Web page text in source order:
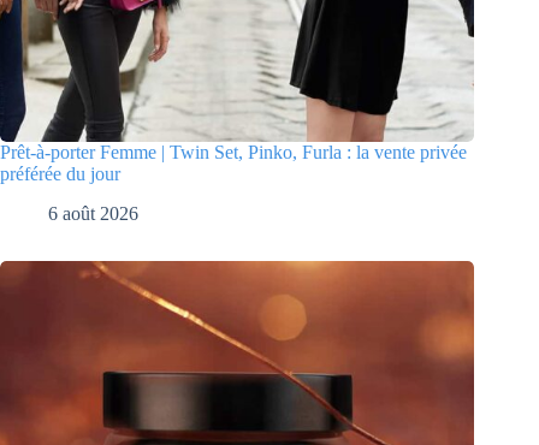
Prêt-à-porter Femme | Twin Set, Pinko, Furla : la vente privée
préférée du jour
6 août 2026